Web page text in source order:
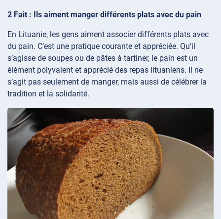
2 Fait : Ils aiment manger différents plats avec du pain
En Lituanie, les gens aiment associer différents plats avec
du pain. C’est une pratique courante et appréciée. Qu’il
s’agisse de soupes ou de pâtes à tartiner, le pain est un
élément polyvalent et apprécié des repas lituaniens. Il ne
s’agit pas seulement de manger, mais aussi de célébrer la
tradition et la solidarité.